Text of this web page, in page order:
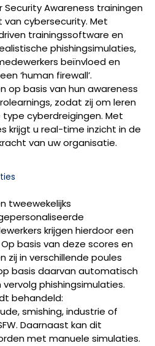
Awareness trainingen
van cybersecurity. Met
trainingssoftware en
phishingsimulaties,
beïnvloed en
‘human firewall’.
op basis van hun awareness
zodat zij om leren
cyberdreigingen. Met
krijgt u real-time inzicht in de
van uw organisatie.
tweewekelijks
krijgen hierdoor een
Op basis van deze scores en
zij in verschillende poules
basis daarvan automatisch
phishingsimulaties.
behandeld:
smishing, industrie of
Daarnaast kan dit
met manuele simulaties.